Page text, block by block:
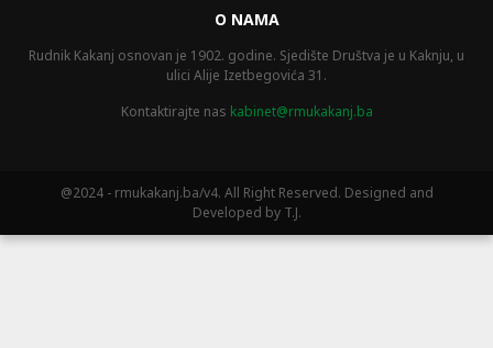
O NAMA
Rudnik Kakanj osnovan je 1902. godine. Sjedište Društva je u Kaknju, u
ulici Alije Izetbegovića 31.
Kontaktirajte nas kabinet@rmukakanj.ba
@2024 - rmukakanj.ba/v4. All Right Reserved. Designed and
Developed by T.J.